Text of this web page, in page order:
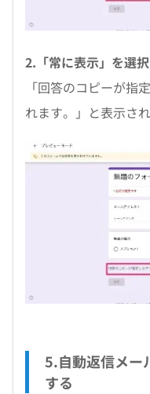
2.「常に表示」を選
「回答のコピーが指
れます。」と表示され
5.自動返信メー
する